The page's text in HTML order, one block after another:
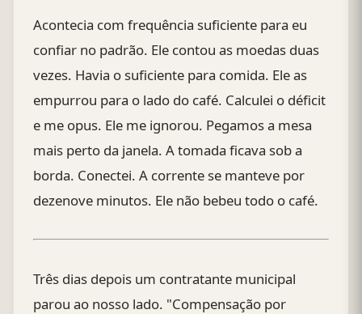
Acontecia com frequência suficiente para eu
confiar no padrão. Ele contou as moedas duas
vezes. Havia o suficiente para comida. Ele as
empurrou para o lado do café. Calculei o déficit
e me opus. Ele me ignorou. Pegamos a mesa
mais perto da janela. A tomada ficava sob a
borda. Conectei. A corrente se manteve por
dezenove minutos. Ele não bebeu todo o café.
Três dias depois um contratante municipal
parou ao nosso lado. "Compensação por